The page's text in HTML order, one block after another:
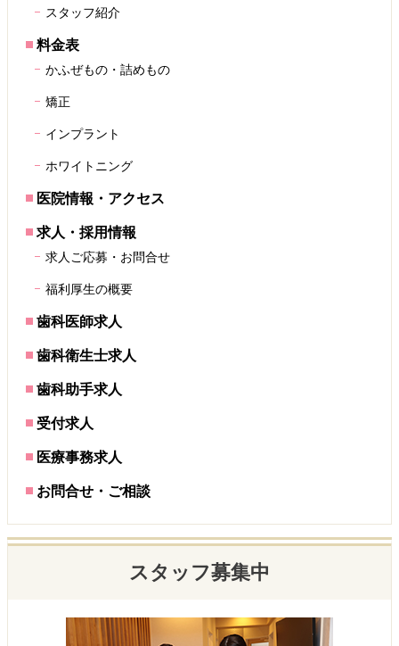
スタッフ紹介
料金表
かふぜもの・詰めもの
矯正
インプラント
ホワイトニング
医院情報・アクセス
求人・採用情報
求人ご応募・お問合せ
福利厚生の概要
歯科医師求人
歯科衛生士求人
歯科助手求人
受付求人
医療事務求人
お問合せ・ご相談
スタッフ募集中